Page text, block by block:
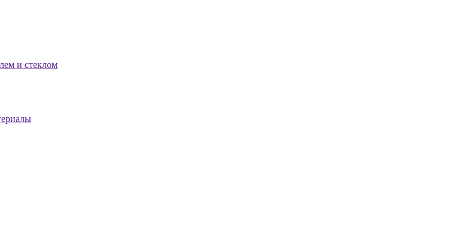
и стеклом